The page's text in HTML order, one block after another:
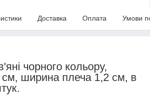
Доставка Оплата Умови
чорного кольору,
ширина плеча 1,2 см, в